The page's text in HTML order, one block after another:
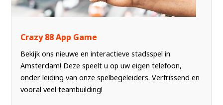
Crazy 88 App Game
Bekijk ons nieuwe en interactieve stadsspel in
Amsterdam! Deze speelt u op uw eigen telefoon,
onder leiding van onze spelbegeleiders. Verfrissend en
vooral veel teambuilding!